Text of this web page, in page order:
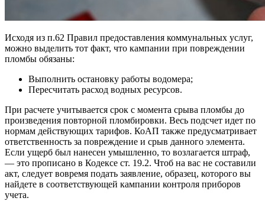
Исходя из п.62 Правил предоставления коммунальных услуг,
можно выделить тот факт, что кампании при повреждении
пломбы обязаны:
Выполнить остановку работы водомера;
Пересчитать расход водных ресурсов.
При расчете учитывается срок с момента срыва пломбы до
произведения повторной пломбировки. Весь подсчет идет по
нормам действующих тарифов. КоАП также предусматривает
ответственность за повреждение и срыв данного элемента.
Если ущерб был нанесен умышленно, то возлагается штраф,
— это прописано в Кодексе ст. 19.2. Чтоб на вас не составили
акт, следует вовремя подать заявление, образец, которого вы
найдете в соответствующей кампании контроля приборов
учета.